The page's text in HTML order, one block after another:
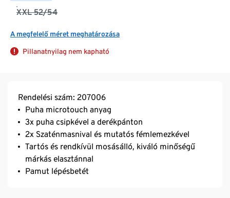
XXL 52/54
A megfelelő méret meghatározása
Pillanatnyilag nem kapható
Rendelési szám: 207006
Puha microtouch anyag
3x puha csipkével a derékpánton
2x Szaténmasnival és mutatós fémlemezkével
Tartós és rendkívül mosásálló, kiváló minőségű
márkás elasztánnal
Pamut lépésbetét